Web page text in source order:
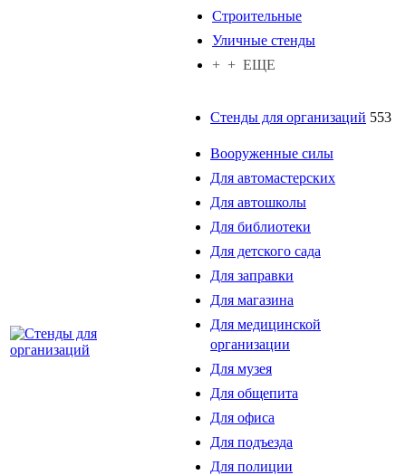
Строительные
Уличные стенды
+ + ЕЩЕ
Стенды для организаций 553
Вооруженные силы
Для автомастерских
Для автошколы
Для библиотеки
Для детского сада
Для заправки
Для магазина
Для медицинской
организации
Для музея
Для общепита
Для офиса
Для подъезда
Для полиции